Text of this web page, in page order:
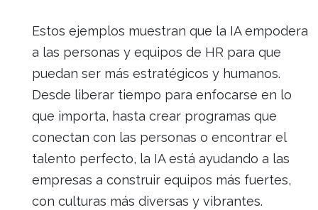
Estos ejemplos muestran que la IA empodera
a las personas y equipos de HR para que
puedan ser más estratégicos y humanos.
Desde liberar tiempo para enfocarse en lo
que importa, hasta crear programas que
conectan con las personas o encontrar el
talento perfecto, la IA está ayudando a las
empresas a construir equipos más fuertes,
con culturas más diversas y vibrantes.